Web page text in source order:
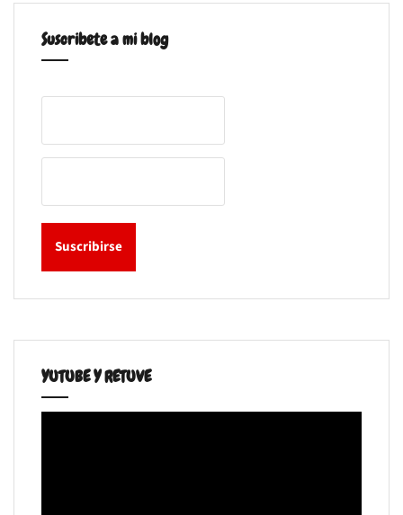
Suscribete a mi blog
YUTUBE Y RETUVE